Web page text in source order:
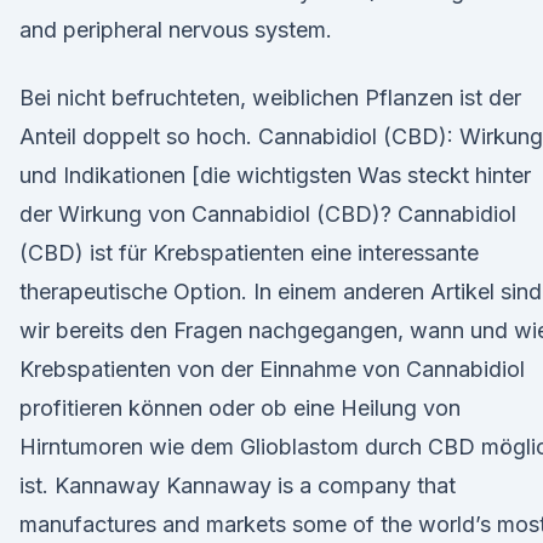
and peripheral nervous system.
Bei nicht befruchteten, weiblichen Pflanzen ist der
Anteil doppelt so hoch. Cannabidiol (CBD): Wirkung
und Indikationen [die wichtigsten Was steckt hinter
der Wirkung von Cannabidiol (CBD)? Cannabidiol
(CBD) ist für Krebspatienten eine interessante
therapeutische Option. In einem anderen Artikel sind
wir bereits den Fragen nachgegangen, wann und
Krebspatienten von der Einnahme von Cannabidiol
profitieren können oder ob eine Heilung von
Hirntumoren wie dem Glioblastom durch CBD
ist. Kannaway Kannaway is a company that
manufactures and markets some of the world’s